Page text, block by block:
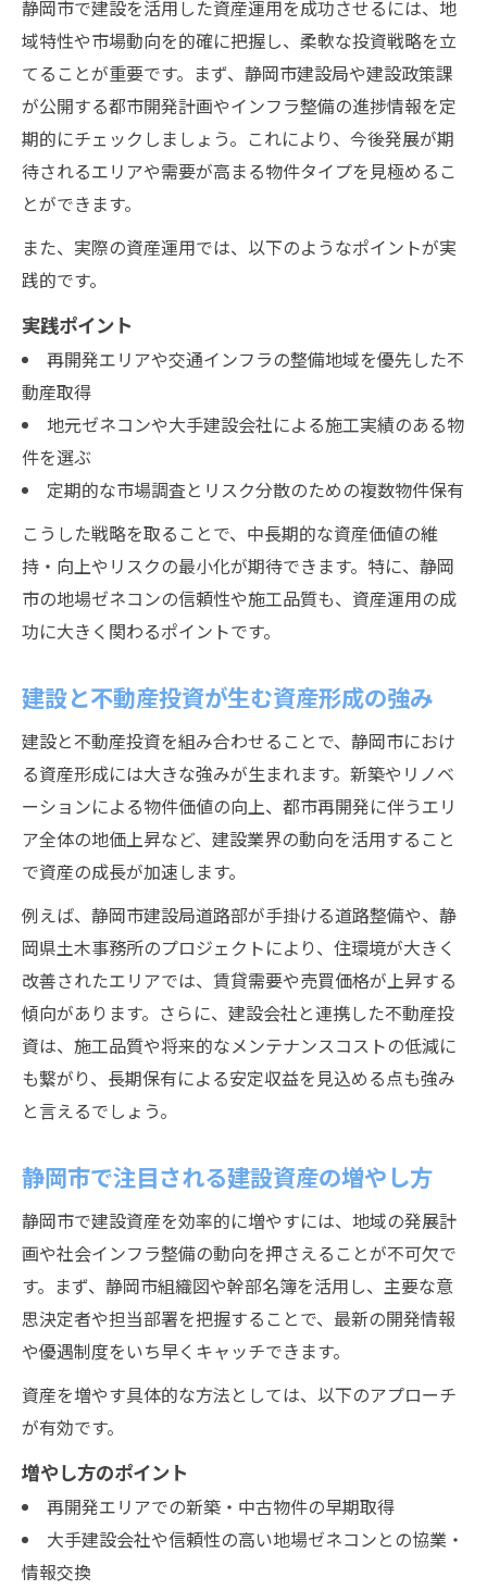
静岡市で建設を活用した資産運用を成功させるには、地
域特性や市場動向を的確に把握し、柔軟な投資戦略を立
てることが重要です。まず、静岡市建設局や建設政策課
が公開する都市開発計画やインフラ整備の進捗情報を定
期的にチェックしましょう。これにより、今後発展が期
待されるエリアや需要が高まる物件タイプを見極めるこ
とができます。
また、実際の資産運用では、以下のようなポイントが実
践的です。
実践ポイント
再開発エリアや交通インフラの整備地域を優先した不
動産取得
地元ゼネコンや大手建設会社による施工実績のある物
件を選ぶ
定期的な市場調査とリスク分散のための複数物件保有
こうした戦略を取ることで、中長期的な資産価値の維
持・向上やリスクの最小化が期待できます。特に、静岡
市の地場ゼネコンの信頼性や施工品質も、資産運用の成
功に大きく関わるポイントです。
建設と不動産投資が生む資産形成の強み
建設と不動産投資を組み合わせることで、静岡市におけ
る資産形成には大きな強みが生まれます。新築やリノベ
ーションによる物件価値の向上、都市再開発に伴うエリ
ア全体の地価上昇など、建設業界の動向を活用すること
で資産の成長が加速します。
例えば、静岡市建設局道路部が手掛ける道路整備や、静
岡県土木事務所のプロジェクトにより、住環境が大きく
改善されたエリアでは、賃貸需要や売買価格が上昇する
傾向があります。さらに、建設会社と連携した不動産投
資は、施工品質や将来的なメンテナンスコストの低減に
も繋がり、長期保有による安定収益を見込める点も強み
と言えるでしょう。
静岡市で注目される建設資産の増やし方
静岡市で建設資産を効率的に増やすには、地域の発展計
画や社会インフラ整備の動向を押さえることが不可欠で
す。まず、静岡市組織図や幹部名簿を活用し、主要な意
思決定者や担当部署を把握することで、最新の開発情報
や優遇制度をいち早くキャッチできます。
資産を増やす具体的な方法としては、以下のアプローチ
が有効です。
増やし方のポイント
再開発エリアでの新築・中古物件の早期取得
大手建設会社や信頼性の高い地場ゼネコンとの協業・
情報交換